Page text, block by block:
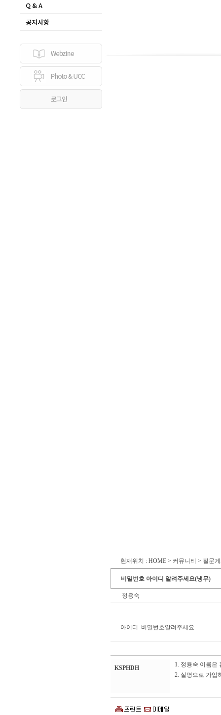
Q & A
공지사항
현재위치 : HOME > 커뮤니티 > 질문
비밀번호 아이디 알려주세요(냉무)
정용숙
아이디 비밀번호알려주세요
KSPHDH
1. 정용숙 이름은
2. 실명으로 가입